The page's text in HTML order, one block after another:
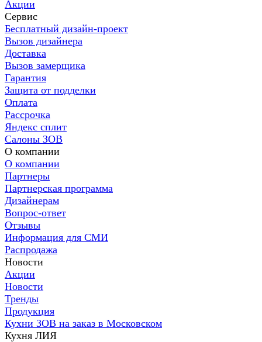
Акции
Сервис
Бесплатный дизайн-проект
Вызов дизайнера
Доставка
Вызов замерщика
Гарантия
Защита от подделки
Оплата
Рассрочка
Яндекс сплит
Салоны ЗОВ
О компании
О компании
Партнеры
Партнерская программа
Дизайнерам
Вопрос-ответ
Отзывы
Информация для СМИ
Распродажа
Новости
Акции
Новости
Тренды
Продукция
Кухни ЗОВ на заказ в Московском
Кухня ЛИЯ